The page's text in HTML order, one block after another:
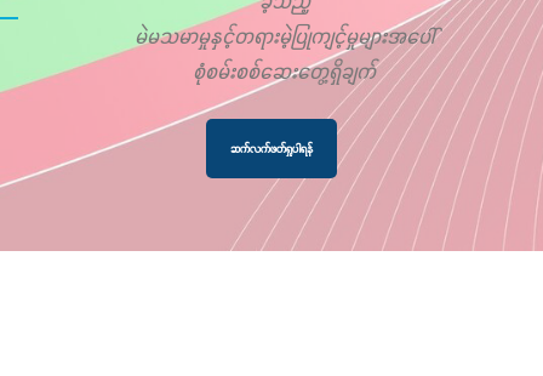
မဲမသမာမှုနှင့်တရားမဲ့ပြုကျင့်မှုများအပေါ်
စုံစမ်းစစ်ဆေးတွေ့ရှိချက်
ဆက်လက်ဖတ်ရှုပါရန်